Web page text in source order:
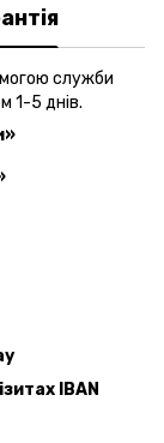
служби
1-5 днів.
IBAN